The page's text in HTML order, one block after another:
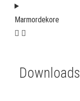
Marmordekore
Downloads